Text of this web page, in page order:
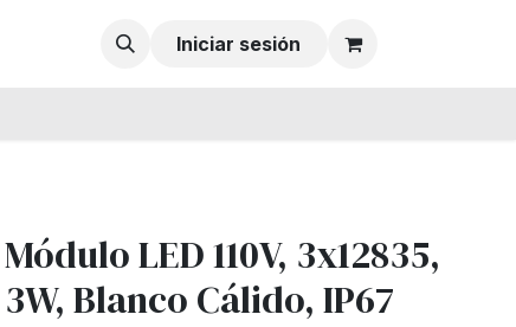
Iniciar sesión
Módulo LED 110V, 3x12835,
3W, Blanco Cálido, IP67